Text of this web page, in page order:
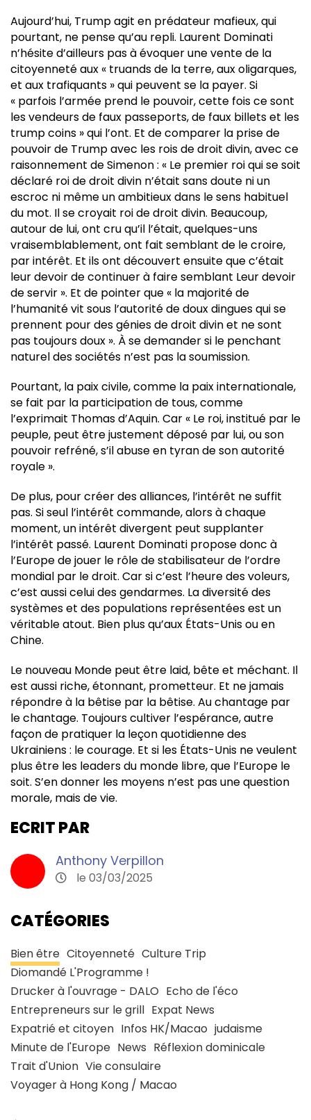
Aujourd’hui, Trump agit en prédateur mafieux, qui
pourtant, ne pense qu’au repli. Laurent Dominati
n’hésite d’ailleurs pas à évoquer une vente de la
citoyenneté aux « truands de la terre, aux oligarques,
et aux trafiquants » qui peuvent se la payer. Si
« parfois l’armée prend le pouvoir, cette fois ce sont
les vendeurs de faux passeports, de faux billets et les
trump coins » qui l’ont. Et de comparer la prise de
pouvoir de Trump avec les rois de droit divin, avec ce
raisonnement de Simenon : « Le premier roi qui se soit
déclaré roi de droit divin n’était sans doute ni un
escroc ni même un ambitieux dans le sens habituel
du mot. Il se croyait roi de droit divin. Beaucoup,
autour de lui, ont cru qu’il l’était, quelques-uns
vraisemblablement, ont fait semblant de le croire,
par intérêt. Et ils ont découvert ensuite que c’était
leur devoir de continuer à faire semblant Leur devoir
de servir ». Et de pointer que « la majorité de
l’humanité vit sous l’autorité de doux dingues qui se
prennent pour des génies de droit divin et ne sont
pas toujours doux ». À se demander si le penchant
naturel des sociétés n’est pas la soumission.
Pourtant, la paix civile, comme la paix internationale,
se fait par la participation de tous, comme
l’exprimait Thomas d’Aquin. Car « Le roi, institué par le
peuple, peut être justement déposé par lui, ou son
pouvoir refréné, s’il abuse en tyran de son autorité
royale ».
De plus, pour créer des alliances, l’intérêt ne suffit
pas. Si seul l’intérêt commande, alors à chaque
moment, un intérêt divergent peut supplanter
l’intérêt passé. Laurent Dominati propose donc à
l’Europe de jouer le rôle de stabilisateur de l’ordre
mondial par le droit. Car si c’est l’heure des voleurs,
c’est aussi celui des gendarmes. La diversité des
systèmes et des populations représentées est un
véritable atout. Bien plus qu’aux États-Unis ou en
Chine.
Le nouveau Monde peut être laid, bête et méchant. Il
est aussi riche, étonnant, prometteur. Et ne jamais
répondre à la bêtise par la bêtise. Au chantage par
le chantage. Toujours cultiver l’espérance, autre
façon de pratiquer la leçon quotidienne des
Ukrainiens : le courage. Et si les États-Unis ne veulent
plus être les leaders du monde libre, que l’Europe le
soit. S’en donner les moyens n’est pas une question
morale, mais de vie.
ECRIT PAR
Anthony Verpillon
le 03/03/2025
CATÉGORIES
Bien être Citoyenneté Culture Trip
Diomandé L'Programme !
Drucker à l'ouvrage - DALO Echo de l'éco
Entrepreneurs sur le grill Expat News
Expatrié et citoyen Infos HK/Macao judaisme
Minute de l'Europe News Réflexion dominicale
Trait d'Union Vie consulaire
Voyager à Hong Kong / Macao